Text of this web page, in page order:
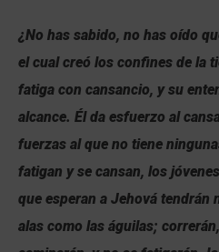
¿No has sabido, no has oído
el cual creó los confines de la
fatiga con cansancio, y su
alcance. Él da esfuerzo al
fuerzas al que no tiene
fatigan y se cansan, los
que esperan a Jehová tendrán
alas como las águilas;